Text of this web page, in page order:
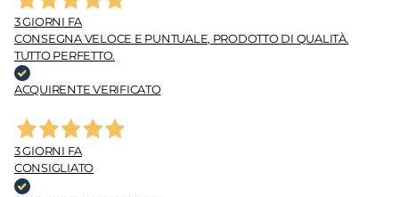
3 GIORNI FA
CONSEGNA VELOCE E PUNTUALE, PRODOTTO DI QUALITÀ.
TUTTO PERFETTO.
ACQUIRENTE VERIFICATO
3 GIORNI FA
CONSIGLIATO